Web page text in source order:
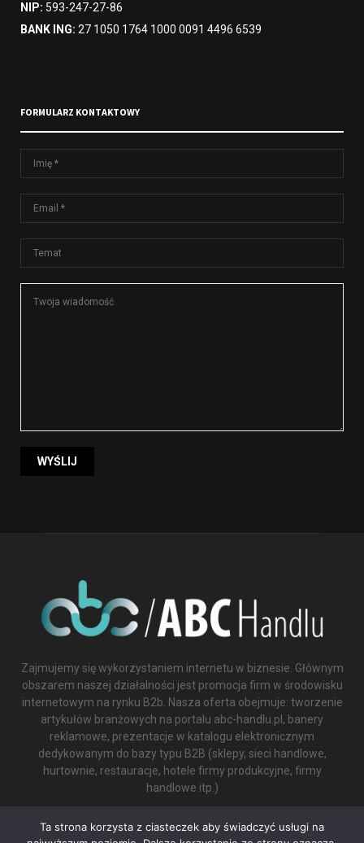
NIP: 593-247-27-86
BANK ING: 27 1050 1764 1000 0091 4496 6539
FORMULARZ KONTAKTOWY
Zajmujemy się wykorzystaniem internetu w biznesie. Głównym
obszarem naszej działalności jest promocja firm w środowisku
internetowym na rynku B2b. Nasza oferta obejmuje: tworzenie
artykułów branżowych na portalu abc-handlu.pl, banery
reklamowe, prezentacje w katalogu elektronicznym
dedykowanym do bazy typu B2B (sklepy, sieci handlowe,
hurtownie, restauracje, hotele firmy produkcyjne, firmy
handlowe itp.)
Ta strona korzysta z ciasteczek aby świadczyć usługi na